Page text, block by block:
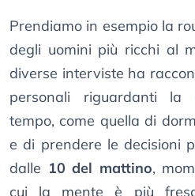
Prendiamo in esempio la
degli uomini più ricchi al
diverse interviste ha
personali riguardanti la
tempo, come quella di
e di prendere le decisioni
dalle 10 del mattino,
cui la mente è più